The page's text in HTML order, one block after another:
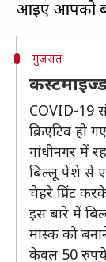
गुजरात
COVID-19
क्रिएटिव हो
गांधीनगर में
बिल्लू पेशे से
चेहरे प्रिंट
इस बारे में
मास्क को
केवल 50